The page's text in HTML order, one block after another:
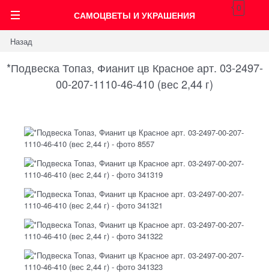
САМОЦВЕТЫ И УКРАШЕНИЯ
0
Назад
*Подвеска Топаз, Фианит цв Красное арт. 03-2497-
00-207-1110-46-410 (вес 2,44 г)